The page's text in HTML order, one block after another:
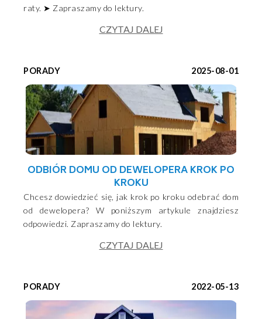
raty. ➤ Zapraszamy do lektury.
CZYTAJ DALEJ
PORADY 2025-08-01
ODBIÓR DOMU OD DEWELOPERA KROK PO
KROKU
Chcesz dowiedzieć się, jak krok po kroku odebrać dom
od dewelopera? W poniższym artykule znajdziesz
odpowiedzi. Zapraszamy do lektury.
CZYTAJ DALEJ
PORADY 2022-05-13